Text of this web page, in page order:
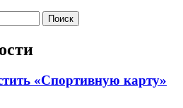
«Спортивную карту»